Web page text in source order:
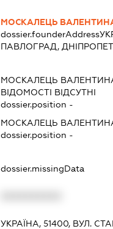
МОСКАЛЕЦЬ
dossier.founderAddress
ПАВЛОГРАД,
МОСКАЛЕЦЬ
ВІДОМОСТІ ВІДСУТНІ
dossier.position -
МОСКАЛЕЦЬ
dossier.position -
dossier.missingData
УКРАЇНА, 51400, ВУЛ.